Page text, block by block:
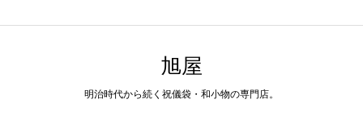
旭屋
明治時代から続く祝儀袋・和小物の専門店。